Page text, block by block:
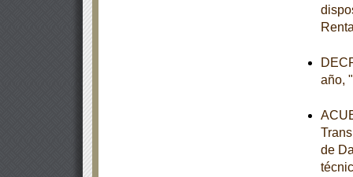
año,
de